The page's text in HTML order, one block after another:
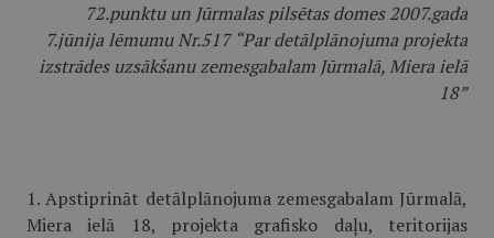
72.punktu un Jūrmalas pilsētas domes 2007.gada
7.jūnija lēmumu Nr.517 “Par detālplānojuma projekta
izstrādes uzsākšanu zemesgabalam Jūrmalā, Miera ielā
18”
1. Apstiprināt detālplānojuma zemesgabalam Jūrmalā,
Miera ielā 18, projekta grafisko daļu, teritorijas